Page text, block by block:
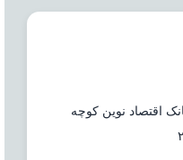
اقتصاد نوین کوچه